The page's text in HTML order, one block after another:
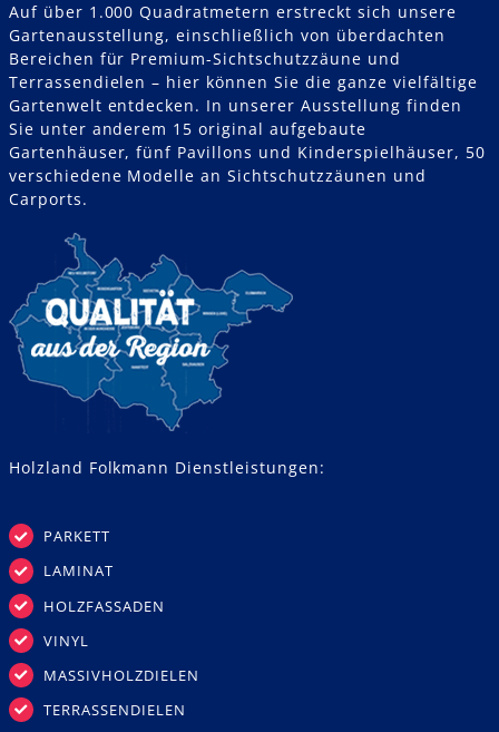
Auf über 1.000 Quadratmetern erstreckt sich unsere
Gartenausstellung, einschließlich von überdachten
Bereichen für Premium-Sichtschutzzäune und
Terrassendielen – hier können Sie die ganze vielfältige
Gartenwelt entdecken. In unserer Ausstellung finden
Sie unter anderem 15 original aufgebaute
Gartenhäuser, fünf Pavillons und Kinderspielhäuser, 50
verschiedene Modelle an Sichtschutzzäunen und
Carports.
Holzland Folkmann Dienstleistungen:
PARKETT
LAMINAT
HOLZFASSADEN
VINYL
MASSIVHOLZDIELEN
TERRASSENDIELEN